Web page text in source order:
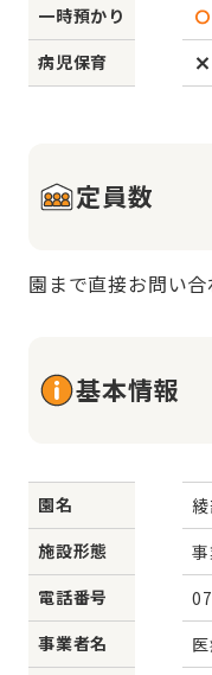
一時預かり
病児保育
定員数
園まで直接お問い合
基本情報
園名
施設形態
電話番号
事業者名